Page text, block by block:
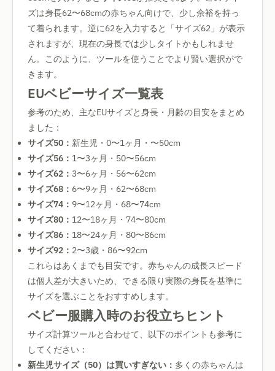
ズは身長62〜68cmの赤ちゃん向けで、少し余裕を持っ
て着られます。逆に62を入力すると「サイズ62」が表示
されますが、現在の身長では少しタイトかもしれませ
ん。このように、ツールを使うことでより賢い選択がで
きます。
EUベビーサイズ一覧表
参考のため、主なEUサイズと身長・月齢の目安をまとめ
ました：
サイズ50： 新生児・0〜1ヶ月・〜50cm
サイズ56： 1〜3ヶ月・50〜56cm
サイズ62： 3〜6ヶ月・56〜62cm
サイズ68： 6〜9ヶ月・62〜68cm
サイズ74： 9〜12ヶ月・68〜74cm
サイズ80： 12〜18ヶ月・74〜80cm
サイズ86： 18〜24ヶ月・80〜86cm
サイズ92： 2〜3歳・86〜92cm
これらはあくまでも目安です。赤ちゃんの成長スピード
は個人差が大きいため、できる限り実際の身長を基準に
サイズを選ぶことをおすすめします。
ベビー服購入時のお役立ちヒント
サイズ計算ツールと合わせて、以下のポイントも参考に
してください：
新生児サイズ（50）は買いすぎない： 多くの赤ちゃんは